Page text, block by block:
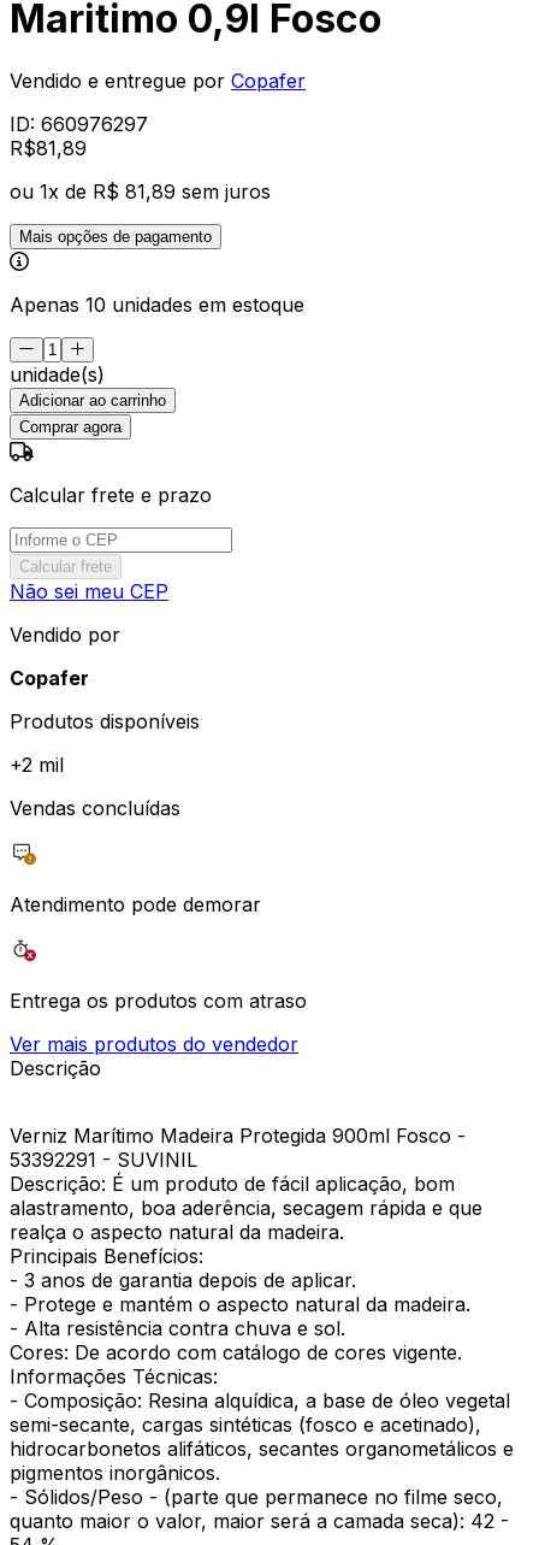
Maritimo 0,9l Fosco
Vendido e entregue por Copafer
ID: 660976297
R$81,89
ou 1x de R$ 81,89 sem juros
Mais opções de pagamento
Apenas 10 unidades em estoque
unidade(s)
Adicionar ao carrinho
Comprar agora
Calcular frete e prazo
Calcular frete
Não sei meu CEP
Vendido por
Copafer
Produtos disponíveis
+2 mil
Vendas concluídas
Atendimento pode demorar
Entrega os produtos com atraso
Ver mais produtos do vendedor
Descrição
Verniz Marítimo Madeira Protegida 900ml Fosco -
53392291 - SUVINIL
Descrição: É um produto de fácil aplicação, bom
alastramento, boa aderência, secagem rápida e que
realça o aspecto natural da madeira.
Principais Benefícios:
- 3 anos de garantia depois de aplicar.
- Protege e mantém o aspecto natural da madeira.
- Alta resistência contra chuva e sol.
Cores: De acordo com catálogo de cores vigente.
Informações Técnicas:
- Composição: Resina alquídica, a base de óleo vegetal
semi-secante, cargas sintéticas (fosco e acetinado),
hidrocarbonetos alifáticos, secantes organometálicos e
pigmentos inorgânicos.
- Sólidos/Peso - (parte que permanece no filme seco,
quanto maior o valor, maior será a camada seca): 42 -